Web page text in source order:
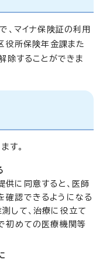
、マイナ保険証の利用
役所保険年金課また
除することができま
す。
に同意すると、医師
確認できるようになる
して、治療に役立て
初めての医療機関等